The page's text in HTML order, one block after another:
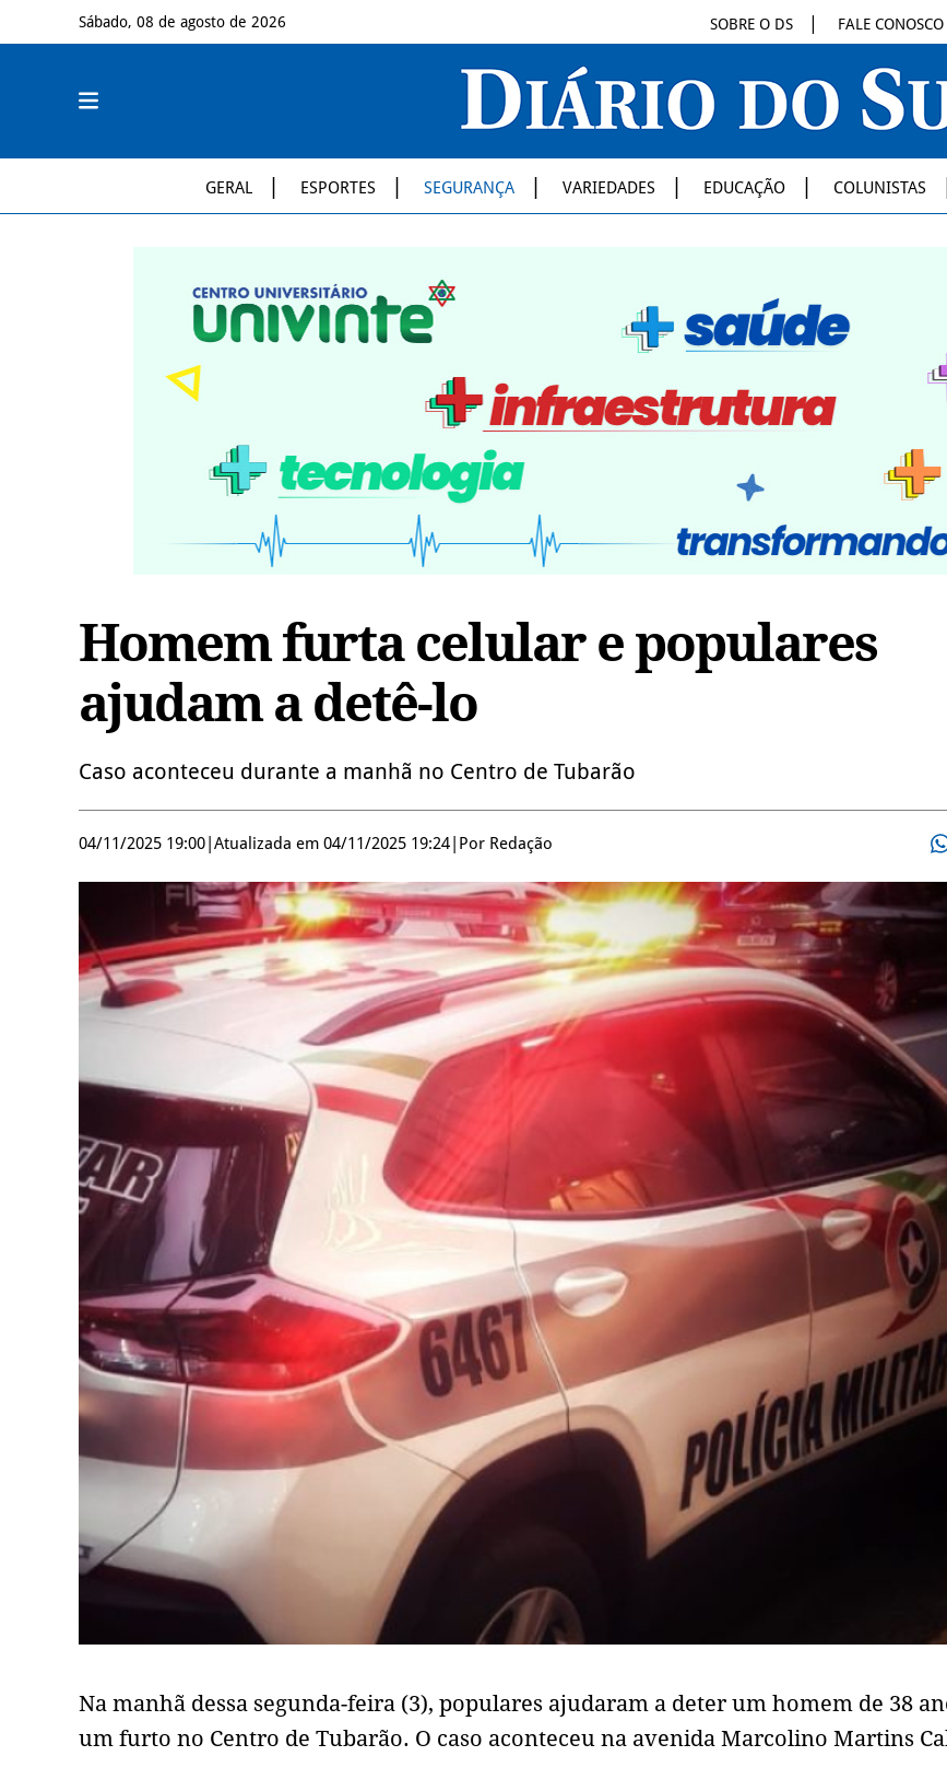
Sábado, 08 de agosto de 2026 SOBRE O DS FALE CONOSCO
GERAL ESPORTES SEGURANÇA VARIEDADES EDUCAÇÃO COLUNISTAS
Homem furta celular e populares
ajudam a detê-lo
Caso aconteceu durante a manhã no Centro de Tubarão
04/11/2025 19:00 Atualizada em 04/11/2025 19:24 Por Redação
Na manhã dessa segunda-feira (3), populares ajudaram a deter um homem de 38
um furto no Centro de Tubarão. O caso aconteceu na avenida Marcolino Martins